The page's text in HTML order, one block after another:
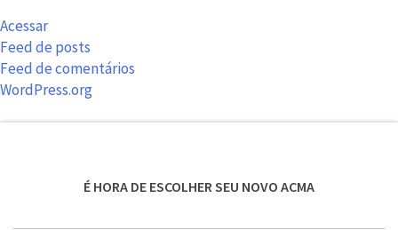
Acessar
Feed de posts
Feed de comentários
WordPress.org
É HORA DE ESCOLHER SEU NOVO ACMA